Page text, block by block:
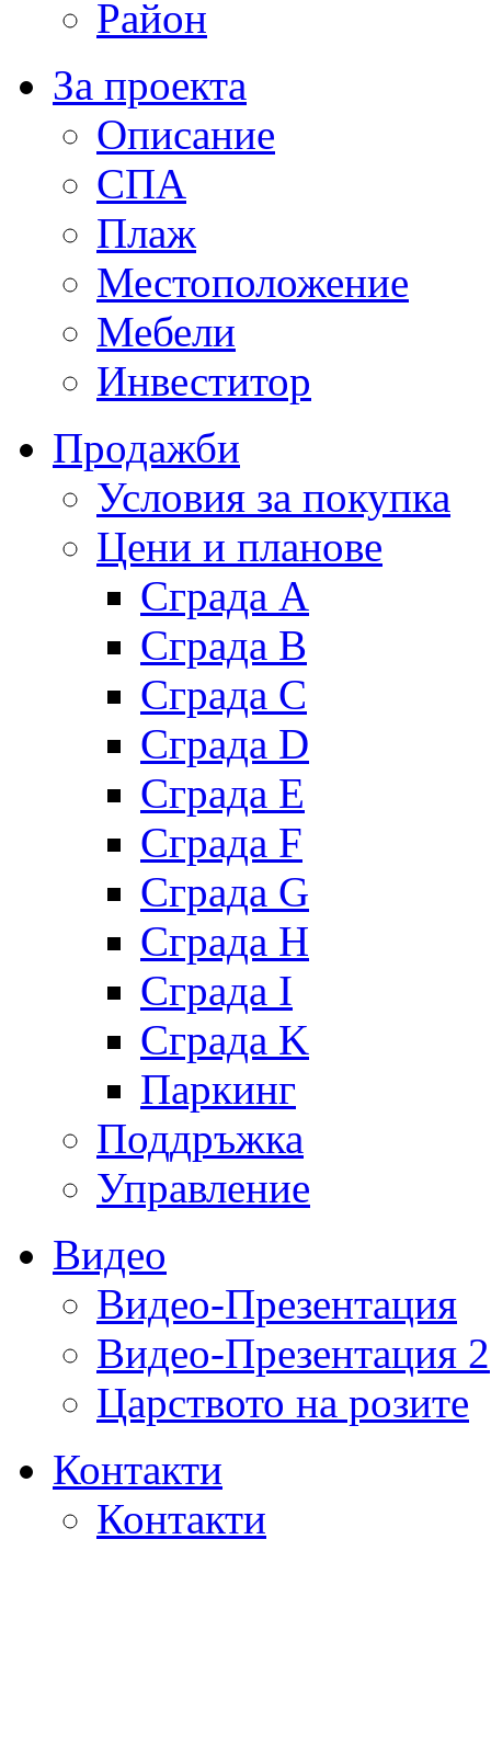
Район
За проекта
Описание
СПА
Плаж
Местоположение
Мебели
Инвеститор
Продажби
Условия за покупка
Цени и планове
Сграда A
Сграда B
Сграда C
Сграда D
Сграда E
Сграда F
Сграда G
Сграда H
Сграда I
Сграда K
Паркинг
Поддръжка
Управление
Видео
Видео-Презентация
Видео-Презентация 2
Царството на розите
Контакти
Контакти